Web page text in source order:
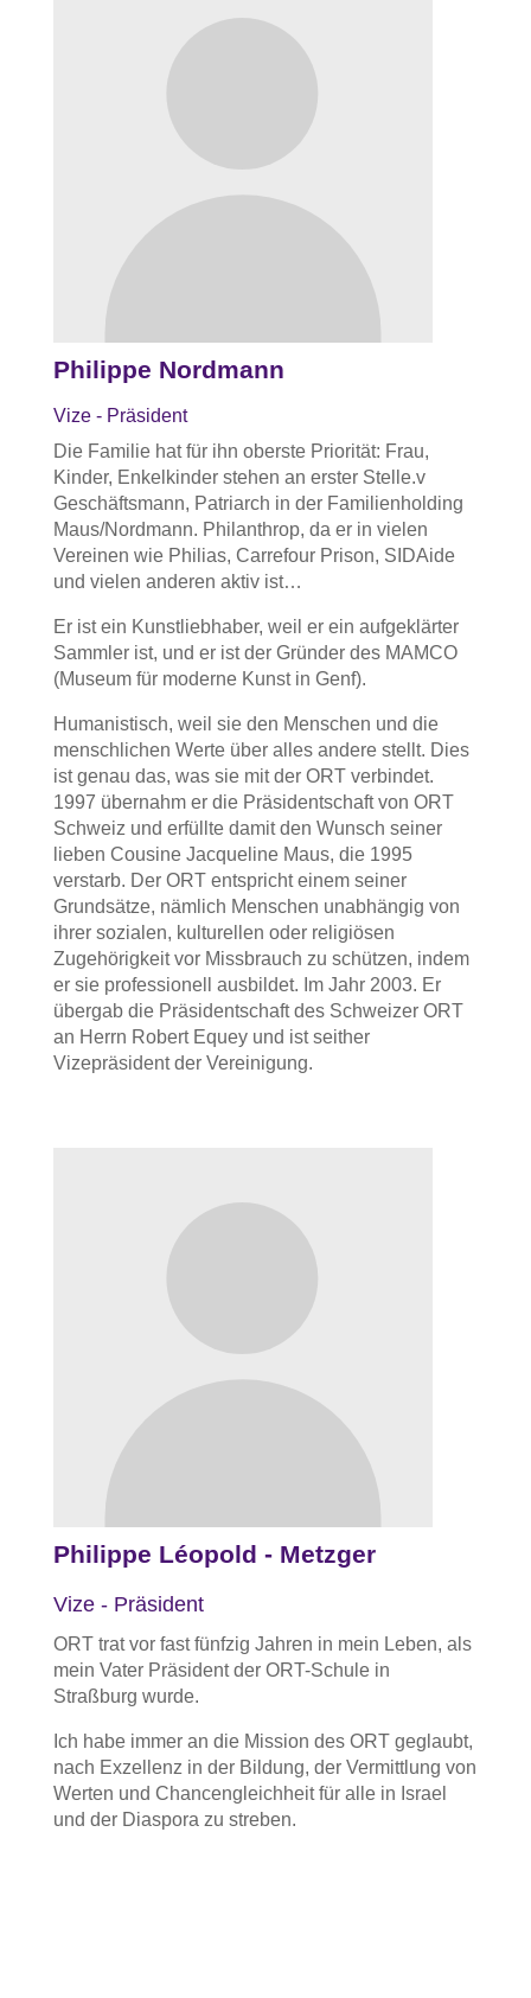
Philippe Nordmann
Vize - Präsident
Die Familie hat für ihn oberste Priorität: Frau,
Kinder, Enkelkinder stehen an erster Stelle.v
Geschäftsmann, Patriarch in der Familienholding
Maus/Nordmann. Philanthrop, da er in vielen
Vereinen wie Philias, Carrefour Prison, SIDAide
und vielen anderen aktiv ist…
Er ist ein Kunstliebhaber, weil er ein aufgeklärter
Sammler ist, und er ist der Gründer des MAMCO
(Museum für moderne Kunst in Genf).
Humanistisch, weil sie den Menschen und die
menschlichen Werte über alles andere stellt. Dies
ist genau das, was sie mit der ORT verbindet.
1997 übernahm er die Präsidentschaft von ORT
Schweiz und erfüllte damit den Wunsch seiner
lieben Cousine Jacqueline Maus, die 1995
verstarb. Der ORT entspricht einem seiner
Grundsätze, nämlich Menschen unabhängig von
ihrer sozialen, kulturellen oder religiösen
Zugehörigkeit vor Missbrauch zu schützen, indem
er sie professionell ausbildet. Im Jahr 2003. Er
übergab die Präsidentschaft des Schweizer ORT
an Herrn Robert Equey und ist seither
Vizepräsident der Vereinigung.
Philippe Léopold - Metzger
Vize - Präsident
ORT trat vor fast fünfzig Jahren in mein Leben, als
mein Vater Präsident der ORT-Schule in
Straßburg wurde.
Ich habe immer an die Mission des ORT geglaubt,
nach Exzellenz in der Bildung, der Vermittlung von
Werten und Chancengleichheit für alle in Israel
und der Diaspora zu streben.